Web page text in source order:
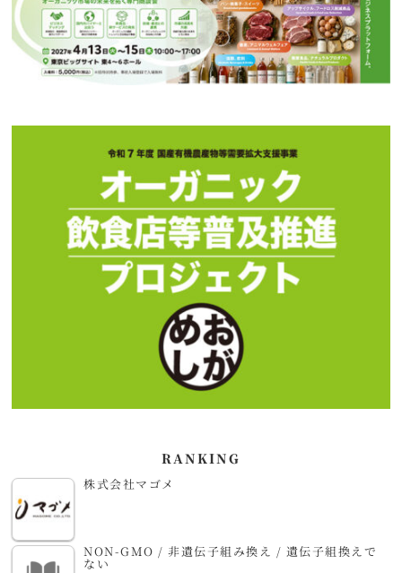
RANKING
株式会社マゴメ
NON-GMO / 非遺伝子組み換え / 遺伝子組換えで
ない